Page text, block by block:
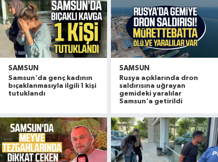
SAMSUN
Samsun'da genç kadının
bıçaklanmasıyla ilgili 1 kişi
tutuklandı
SAMSUN
Rusya açıklarında dron
saldırısına uğrayan
gemideki yaralılar
Samsun'a getirildi